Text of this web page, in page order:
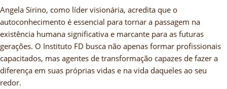
Angela Sirino, como líder visionária, acredita que o
autoconhecimento é essencial para tornar a passagem na
existência humana significativa e marcante para as futuras
gerações. O Instituto FD busca não apenas formar profissionais
capacitados, mas agentes de transformação capazes de fazer a
diferença em suas próprias vidas e na vida daqueles ao seu
redor.